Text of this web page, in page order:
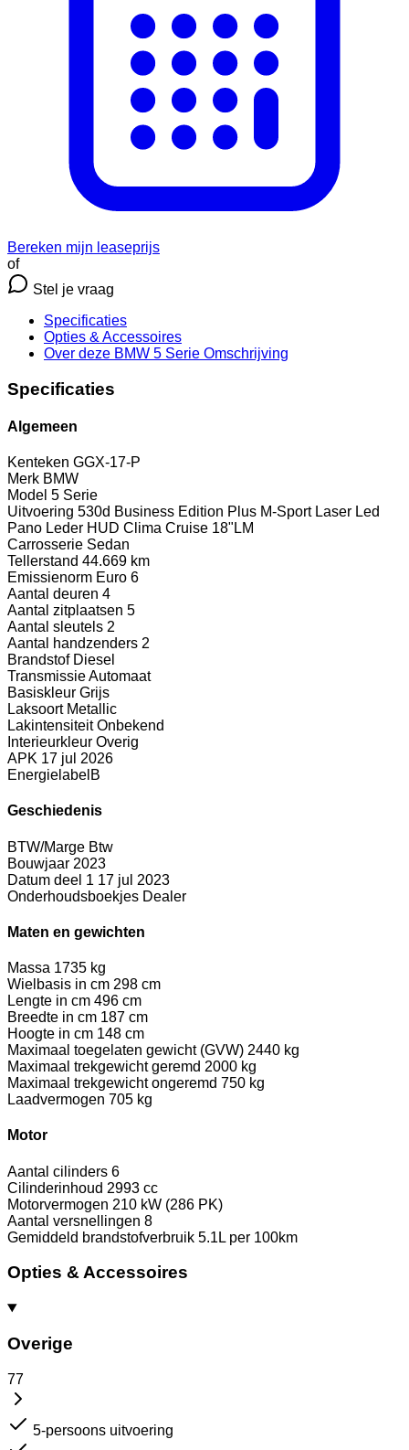
Bereken mijn leaseprijs
of
Stel je vraag
Specificaties
Opties & Accessoires
Over deze BMW 5 Serie Omschrijving
Specificaties
Algemeen
Kenteken GGX-17-P
Merk BMW
Model 5 Serie
Uitvoering 530d Business Edition Plus M-Sport Laser Led
Pano Leder HUD Clima Cruise 18"LM
Carrosserie Sedan
Tellerstand 44.669 km
Emissienorm Euro 6
Aantal deuren 4
Aantal zitplaatsen 5
Aantal sleutels 2
Aantal handzenders 2
Brandstof Diesel
TransmissieAutomaat
Basiskleur Grijs
Laksoort Metallic
Lakintensiteit Onbekend
Interieurkleur Overig
APK 17 jul 2026
Energielabel B
Geschiedenis
BTW/Marge Btw
Bouwjaar 2023
Datum deel 1 17 jul 2023
Onderhoudsboekjes Dealer
Maten en gewichten
Massa 1735 kg
Wielbasis in cm 298 cm
Lengte in cm 496 cm
Breedte in cm 187 cm
Hoogte in cm 148 cm
Maximaal toegelaten gewicht (GVW) 2440 kg
Maximaal trekgewicht geremd 2000 kg
Maximaal trekgewicht ongeremd 750 kg
Laadvermogen 705 kg
Motor
Aantal cilinders 6
Cilinderinhoud 2993 cc
Motorvermogen 210 kW (286 PK)
Aantal versnellingen 8
Gemiddeld brandstofverbruik 5.1L per 100km
Opties & Accessoires
Overige
77
5-persoons uitvoering